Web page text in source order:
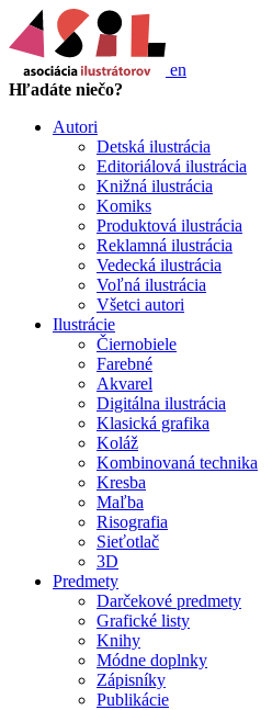
en
Hľadáte niečo?
Autori
Detská ilustrácia
Editoriálová ilustrácia
Knižná ilustrácia
Komiks
Produktová ilustrácia
Reklamná ilustrácia
Vedecká ilustrácia
Voľná ilustrácia
Všetci autori
Ilustrácie
Čiernobiele
Farebné
Akvarel
Digitálna ilustrácia
Klasická grafika
Koláž
Kombinovaná technika
Kresba
Maľba
Risografia
Sieťotlač
3D
Predmety
Darčekové predmety
Grafické listy
Knihy
Módne doplnky
Zápisníky
Publikácie